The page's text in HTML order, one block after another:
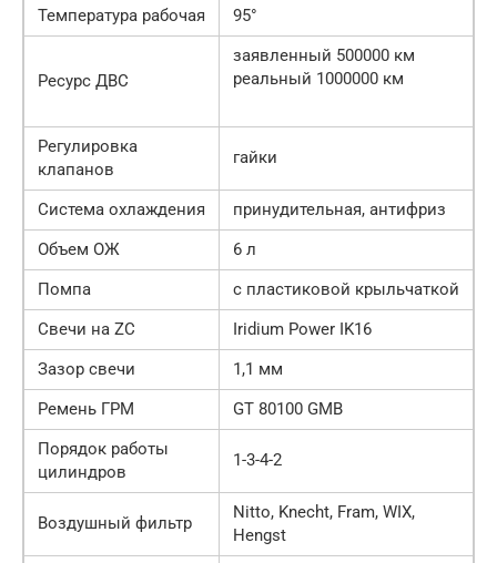
Температура рабочая 95°
Ресурс ДВС
заявленный 500000 км
реальный 1000000 км
Регулировка
клапанов
гайки
Система охлаждения
принудительная, антифриз
Объем ОЖ
6 л
Помпа
с пластиковой крыльчаткой
Свечи на ZC
Iridium Power IK16
Зазор свечи
1,1 мм
Ремень ГРМ
GT 80100 GMB
Порядок работы
цилиндров
1-3-4-2
Воздушный фильтр
Nitto, Knecht, Fram, WIX,
Hengst